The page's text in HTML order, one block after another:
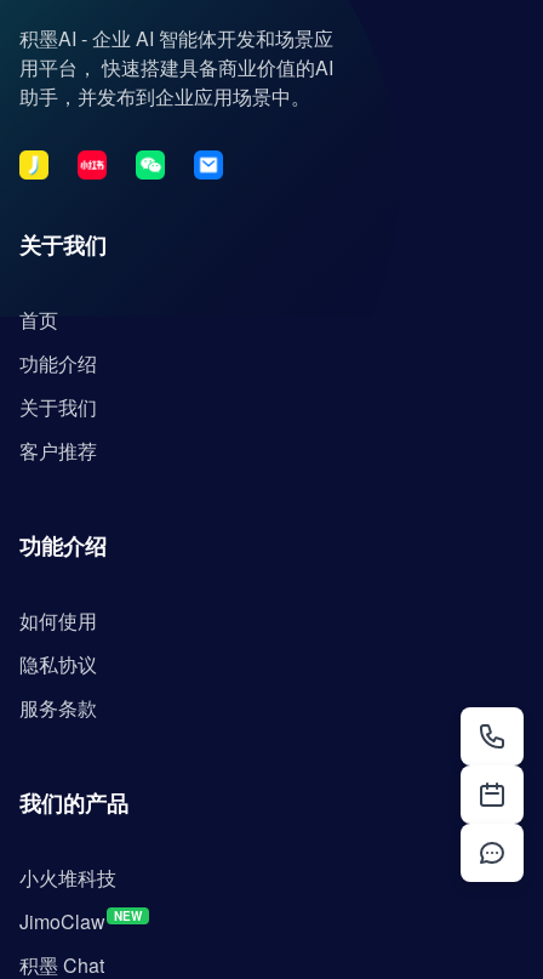
积墨AI - 企业 AI 智能体开发和场景应
用平台， 快速搭建具备商业价值的AI
助手，并发布到企业应用场景中。
关于我们
首页
功能介绍
关于我们
客户推荐
功能介绍
如何使用
隐私协议
服务条款
我们的产品
小火堆科技
JimoClaw NEW
积墨 Chat